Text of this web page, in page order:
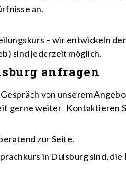
an.
– wir entwickeln
sind jederzeit möglich.
anfragen
von unserem
gerne weiter! Kontaktieren
zur Seite.
in Duisburg sind, die